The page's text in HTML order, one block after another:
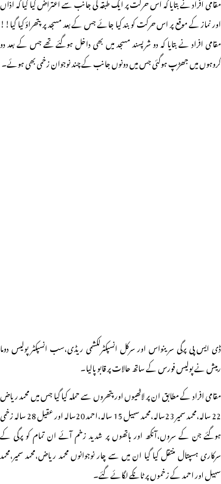
اور نماز کے موقع پر اس حرکت کو بند کیا جائے جس کے بعد مسجد پر پتھراؤ کیا گیا!!
مقامی افراد نے بتایا کہ دو شرپسند مسجد میں بھی داخل ہوگئے تھے جس کے بعد دو
گروہوں میں جھڑپ ہوگئی جس میں دونوں جانب کے چند نوجوان زخمی بھی ہوئے۔
ڈی ایس پی پرگی سرینواس اور سرکل انسپکٹرلکشمی ریڈی،سب انسپکٹر پولیس دوما
رمیش نے پولیس فورس کے ساتھ حالات پر قابو پالیا۔
مقامی افراد کے مطابق ان پر لاٹھیوں اور پتھروں سے حملہ کیا گیا جس میں محمد ریاض
22 سالہ،محمد سمیر 23سالہ،محمد سہیل 15 سالہ،احمد 20سالہ اور عقیل 28 سالہ زخمی
ہوگئے جن کے سروں،آنکھ اور ہاتھوں پر شدید زخم آئے ان تمام کو پرگی کے
سرکاری ہسپتال منتقل کیا گیا ان میں سے چار نوجوانوں محمد ریاض،محمد سمیر،محمد
سہیل اور احمد کے زخموں پر ٹانکے لگائے گئے۔